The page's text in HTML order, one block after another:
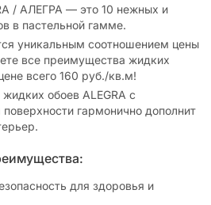
/ АЛЕГРА — это 10 нежных и
в пастельной гамме.
уникальным соотношением цены
все преимущества жидких
всего 160 руб./кв.м!
обоев ALEGRA с
гармонично дополнит
для здоровья и